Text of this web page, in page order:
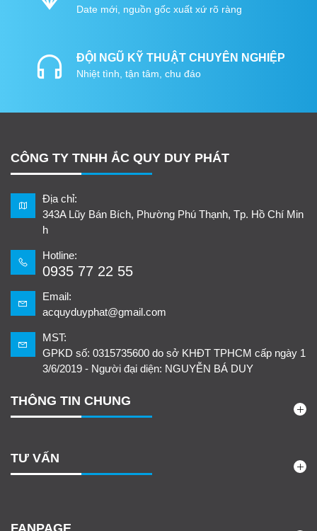
Date mới, nguồn gốc xuất xứ rõ ràng
ĐỘI NGŨ KỸ THUẬT CHUYÊN NGHIỆP
Nhiệt tình, tận tâm, chu đáo
CÔNG TY TNHH ẮC QUY DUY PHÁT
Địa chỉ:
343A Lũy Bán Bích, Phường Phú Thạnh, Tp. Hồ Chí Min
h
Hotline:
0935 77 22 55
Email:
acquyduyphat@gmail.com
MST:
GPKD số: 0315735600 do sở KHĐT TPHCM cấp ngày 1
3/6/2019 - Người đại diện: NGUYỄN BÁ DUY
THÔNG TIN CHUNG
TƯ VẤN
FANPAGE